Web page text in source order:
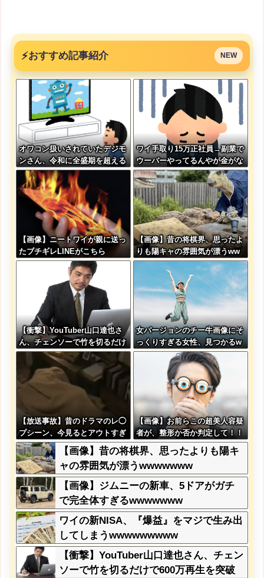
⚡おすすめ記事紹介 NEW
オワコン扱いされていたデジモ
ンさん、令和に全盛期を超える
利益を生み出していた
ワイ手取り15万正社員→副業で
ウーバーやってるんやが金がな
い
【画像】ニートワイが親に送っ
たブチギレLINEがこちら
【画像】昔の将棋界、思ったよ
りも陽キャの雰囲気が漂うww
wwwww
【衝撃】YouTuber山口達也さ
ん、チェンソーで竹を切るだけ
で600万再生を突破してしまう
←正直、こう言うのでいいんだ
よなw w w w w w w w
女バージョンのチー牛画像にそ
っくりすぎる女性、見つかるw
ww
【放送事故】昔のドラマのレ◯
プシーン、今見るとアウトすぎ
る・・・
【画像】お前らこの超美人容疑
者が、整形か否か判定して！！
→画像がこちらw w w w w w
w w w w
【画像】昔の将棋界、思ったよりも陽キ
ャの雰囲気が漂うwwwwwww
【画像】ジムニーの新車、5ドアがガチ
で完全体すぎるwwwwwww
ワイの新NISA、『爆益』をマジで生み出
してしまうwwwwwwwww
【衝撃】YouTuber山口達也さん、チェン
ソーで竹を切るだけで600万再生を突破